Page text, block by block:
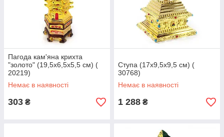
Пагода кам'яна крихта
"золото" (19,5х6,5х5,5 см) (
20219)
Немає в наявності
303 ₴
Ступа (17х9,5х9,5 см) (
30768)
Немає в наявності
1 288 ₴